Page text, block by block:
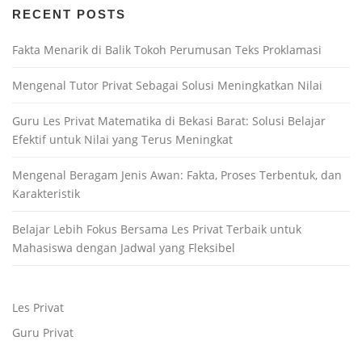
RECENT POSTS
Fakta Menarik di Balik Tokoh Perumusan Teks Proklamasi
Mengenal Tutor Privat Sebagai Solusi Meningkatkan Nilai
Guru Les Privat Matematika di Bekasi Barat: Solusi Belajar
Efektif untuk Nilai yang Terus Meningkat
Mengenal Beragam Jenis Awan: Fakta, Proses Terbentuk, dan
Karakteristik
Belajar Lebih Fokus Bersama Les Privat Terbaik untuk
Mahasiswa dengan Jadwal yang Fleksibel
Les Privat
Guru Privat